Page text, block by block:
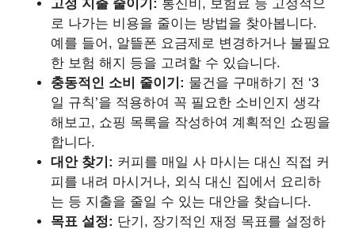
고정 지출 줄이기: 통신비, 보험료 등 고정적으
로 나가는 비용을 줄이는 방법을 찾아봅니다.
예를 들어, 알뜰폰 요금제로 변경하거나 불필요
한 보험 해지 등을 고려할 수 있습니다.
충동적인 소비 줄이기: 물건을 구매하기 전 ‘3
일 규칙’을 적용하여 꼭 필요한 소비인지 생각
해보고, 쇼핑 목록을 작성하여 계획적인 쇼핑을
합니다.
대안 찾기: 커피를 매일 사 마시는 대신 직접 커
피를 내려 마시거나, 외식 대신 집에서 요리하
는 등 지출을 줄일 수 있는 대안을 찾습니다.
목표 설정: 단기, 장기적인 재정 목표를 설정하